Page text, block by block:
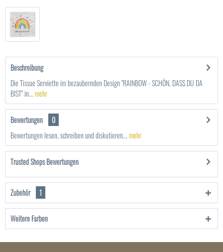
Beschreibung
Die Tissue Serviette im bezaubernden Design "RAINBOW - SCHÖN, DASS DU DA
BIST" in...mehr
Bewertungen
0
Bewertungen lesen, schreiben und diskutieren...mehr
Trusted Shops Bewertungen
Zubehör 1
Weitere Farben